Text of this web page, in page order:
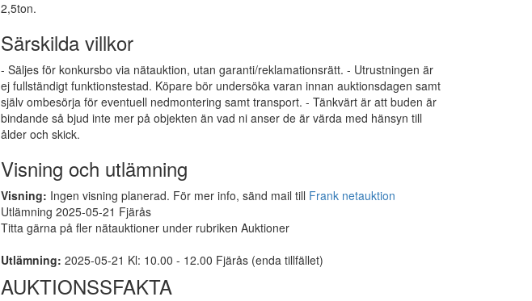
2,5ton.
Särskilda villkor
- Säljes för konkursbo via nätauktion, utan garanti/reklamationsrätt. - Utrustningen är
ej fullständigt funktionstestad. Köpare bör undersöka varan innan auktionsdagen samt
själv ombesörja för eventuell nedmontering samt transport. - Tänkvärt är att buden är
bindande så bjud inte mer på objekten än vad ni anser de är värda med hänsyn till
ålder och skick.
Visning och utlämning
Visning: Ingen visning planerad. För mer info, sänd mail till Frank netauktion
Utlämning 2025-05-21 Fjärås
Titta gärna på fler nätauktioner under rubriken Auktioner
Utlämning: 2025-05-21 Kl: 10.00 - 12.00 Fjärås (enda tillfället)
AUKTIONSSFAKTA